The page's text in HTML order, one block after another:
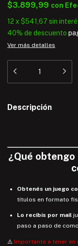
$3.899,99 con
12 x $541,67 sin
40% de descuento
Ver más detalles
Descripción
¿Qué obtengo
Obtenés un juego
títulos en formato
Lo recibís por mail
paso a paso de
⚠️ Importante a tener en